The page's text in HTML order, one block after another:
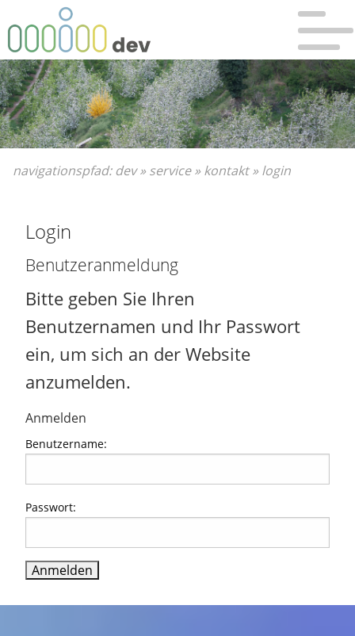
Bitte wählen Sie:
zur Hauptnavigation
Hauptnavigation überspringen
zum Hauptinhalt
zum Inhaltsverzeichnis
Sie sind hier:
Dev»
Service»
Kontakt»
Login
navigationspfad:dev»service»kontakt»login
Login
Benutzeranmeldung
Bitte geben Sie Ihren
Benutzernamen und Ihr Passwort
ein, um sich an der Website
anzumelden.
Anmelden
Benutzername:
Passwort: